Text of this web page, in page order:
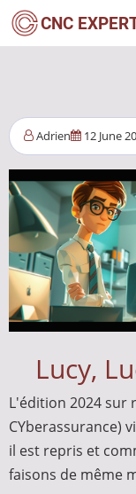
Salta
CNC
Adrien 12 June
Lucy,
L'édition 2024 sur
CYberassurance)
il est repris et
faisons de même